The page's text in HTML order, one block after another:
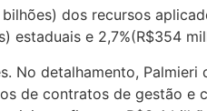
dos recursos
estaduais e 2,7%(R$354
No detalhamento,
de contratos de gestão